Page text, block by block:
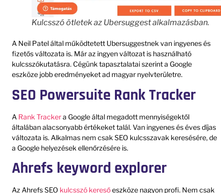
Kulcsszó ötletek az Ubersuggest alkalmazásban.
A Neil Patel által működtetett Ubersuggestnek van ingyenes és
fizetős változata is. Már az ingyen változat is használható
kulcsszókutatásra. Cégünk tapasztalatai szerint a Google
eszköze jobb eredményeket ad magyar nyelvterületre.
SEO Powersuite Rank Tracker
A Rank Trackera Google által megadott mennyiségektől
általában alacsonyabb értékeket talál. Van ingyenes és éves díjas
változata is. Alkalmas nem csak SEO kulcsszavak keresésére, de
a Google helyezések ellenőrzésére is.
Ahrefs keyword explorer
Az Ahrefs SEO kulcsszó keresőeszköze nagyon profi. Nem csak